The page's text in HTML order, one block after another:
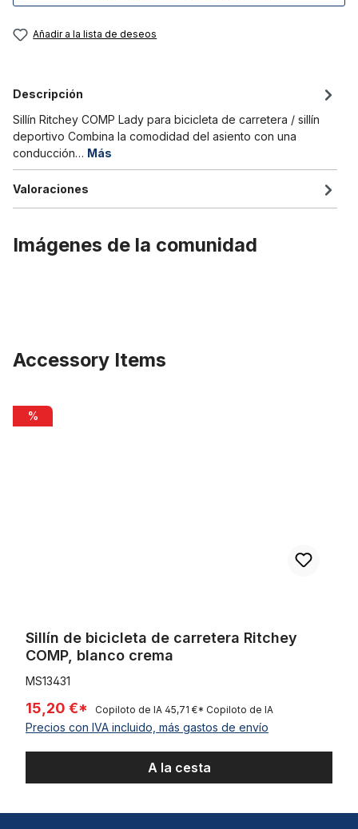
Añadir a la lista de deseos
Descripción
Sillín Ritchey COMP Lady para bicicleta de carretera / sillín
deportivo Combina la comodidad del asiento con una
conducción… Más
Valoraciones
Imágenes de la comunidad
Accessory Items
Sillín de bicicleta de carretera Ritchey COMP, blanco crema
%
Sillín de bicicleta de carretera Ritchey
COMP, blanco crema
MS13431
15,20 €* Copiloto de IA 45,71 €* Copiloto de IA
Precios con IVA incluido, más gastos de envío
A la cesta